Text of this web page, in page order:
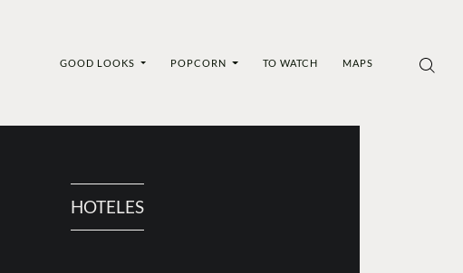
GOOD LOOKS POPCORN TO WATCH MAPS
HOTELES